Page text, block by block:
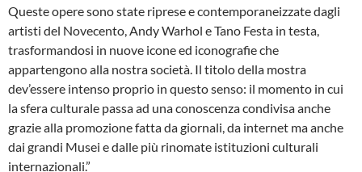
Queste opere sono state riprese e contemporaneizzate dagli
artisti del Novecento, Andy Warhol e Tano Festa in testa,
trasformandosi in nuove icone ed iconografie che
appartengono alla nostra società. Il titolo della mostra
dev’essere intenso proprio in questo senso: il momento in cui
la sfera culturale passa ad una conoscenza condivisa anche
grazie alla promozione fatta da giornali, da internet ma anche
dai grandi Musei e dalle più rinomate istituzioni culturali
internazionali.”